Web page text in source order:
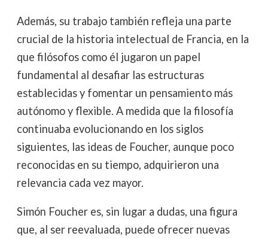
Además, su trabajo también refleja una parte
crucial de la historia intelectual de Francia, en la
que filósofos como él jugaron un papel
fundamental al desafiar las estructuras
establecidas y fomentar un pensamiento más
autónomo y flexible. A medida que la filosofía
continuaba evolucionando en los siglos
siguientes, las ideas de Foucher, aunque poco
reconocidas en su tiempo, adquirieron una
relevancia cada vez mayor.
Simón Foucher es, sin lugar a dudas, una figura
que, al ser reevaluada, puede ofrecer nuevas